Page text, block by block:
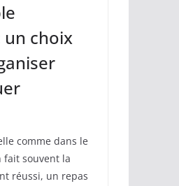
choix
comme dans le
fait souvent la
réussi, un repas